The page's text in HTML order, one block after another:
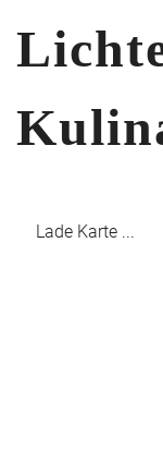
Lade Karte ...